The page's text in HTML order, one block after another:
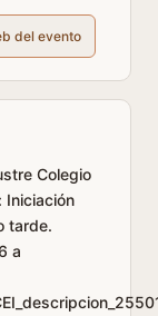
del evento
Colegio
Iniciación
tarde.
a